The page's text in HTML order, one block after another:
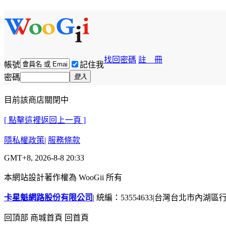
帳號 記住我
找回密碼 註 冊
密碼 登入
目前該商店關閉中
[ 點擊這裡返回上一頁 ]
隱私權政策| 服務條款
GMT+8, 2026-8-8 20:33
本網站設計著作權為 WooGii 所有
卡星魁網路股份有限公司 | 統編：53554633|台灣台北市內湖區
回頂部 商城首頁 回首頁